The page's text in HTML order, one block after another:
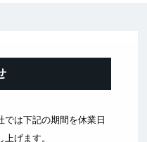
は下記の期間を休業日
げます。